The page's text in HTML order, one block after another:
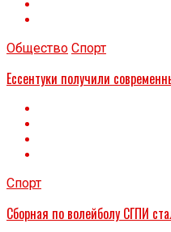
Общество Спорт
Ессентуки получили
Спорт
Сборная по волейболу СГПИ